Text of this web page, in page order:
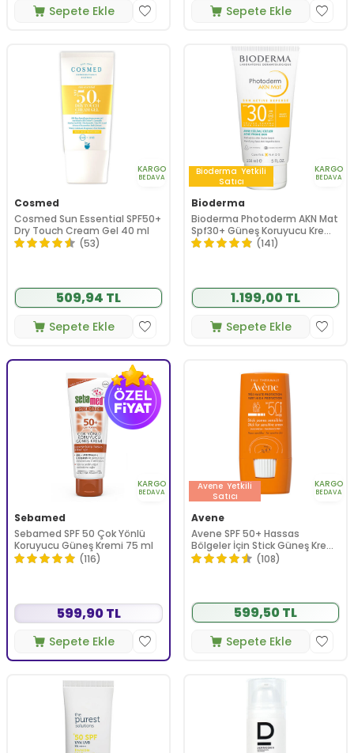
Sepete Ekle Sepete Ekle
KARGO
BEDAVA
Cosmed
Cosmed Sun Essential SPF50+
Dry Touch Cream Gel 40 ml
(53)
509,94 TL
Sepete Ekle
Bioderma Yetkili
Satıcı
KARGO
BEDAVA
Bioderma
Bioderma Photoderm AKN Mat
Spf30+ Güneş Koruyucu Krem
150 ml
(141)
1.199,00 TL
Sepete Ekle
KARGO
BEDAVA
Sebamed
Sebamed SPF 50 Çok Yönlü
Koruyucu Güneş Kremi 75 ml
(116)
599,90 TL
Sepete Ekle
Avene Yetkili
Satıcı
KARGO
BEDAVA
Avene
Avene SPF 50+ Hassas
Bölgeler İçin Stick Güneş Kremi
8 gr
(108)
599,50 TL
Sepete Ekle